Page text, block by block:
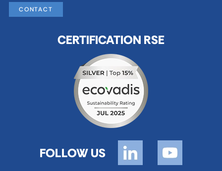
CONTACT
CERTIFICATION RSE
FOLLOW US